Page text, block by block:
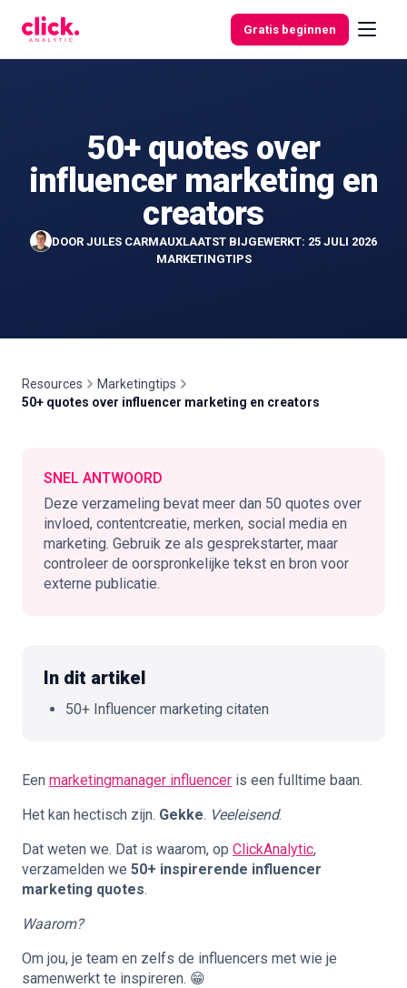
Gratis beginnen
Functies
Gratis
50+ quotes over
influencer marketing en
creators
DOOR JULES CARMAUXLAATST BIJGEWERKT: 25 JULI 2026
MARKETINGTIPS
Resources
Marketingtips
50+ quotes over influencer marketing en creators
SNEL ANTWOORD
Deze verzameling bevat meer dan 50 quotes over
invloed, contentcreatie, merken, social media en
marketing. Gebruik ze als gesprekstarter, maar
controleer de oorspronkelijke tekst en bron voor
externe publicatie.
In dit artikel
50+ Influencer marketing citaten
Een marketingmanager influencer is een fulltime baan.
Het kan hectisch zijn. Gekke. Veeleisend.
Dat weten we. Dat is waarom, op ClickAnalytic,
verzamelden we 50+ inspirerende influencer
marketing quotes.
Waarom?
Om jou, je team en zelfs de influencers met wie je
samenwerkt te inspireren. 😁